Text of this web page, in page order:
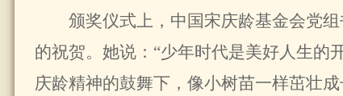
颁奖仪式上，中国宋庆龄基金会党组
的祝贺。她说：“少年时代是美好人生的
庆龄精神的鼓舞下，像小树苗一样茁壮